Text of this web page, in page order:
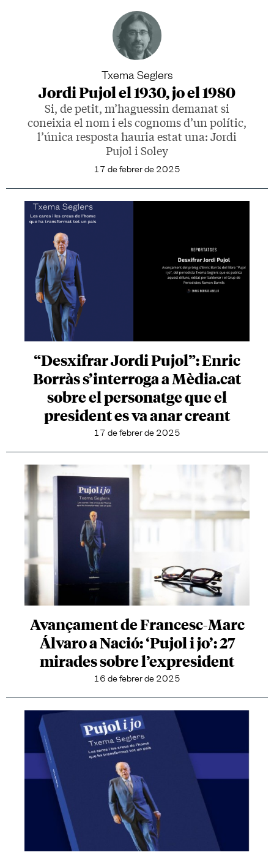
Txema Seglers
Jordi Pujol el 1930, jo el 1980
Si, de petit, m’haguessin demanat si
coneixia el nom i els cognoms d’un polític,
l’única resposta hauria estat una: Jordi
Pujol i Soley
17 de febrer de 2025
“Desxifrar Jordi Pujol”: Enric
Borràs s’interroga a Mèdia.cat
sobre el personatge que el
president es va anar creant
17 de febrer de 2025
Avançament de Francesc-Marc
Álvaro a Nació: ‘Pujol i jo’: 27
mirades sobre l’expresident
16 de febrer de 2025